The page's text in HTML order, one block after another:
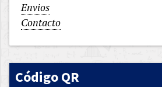
Envios
Contacto
Código QR